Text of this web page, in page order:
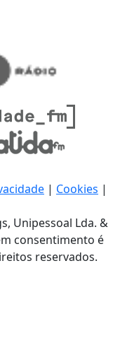
| Cookies |
Unipessoal Lda. &
consentimento é
reservados.